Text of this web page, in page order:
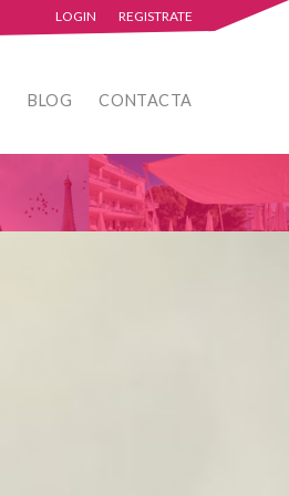
LOGIN REGISTRATE
BLOG CONTACTA